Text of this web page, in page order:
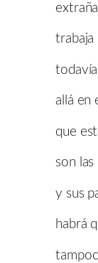
trabaja
allá en
que
son las
y sus
habrá